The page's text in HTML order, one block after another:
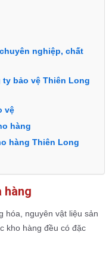
nghiệp, chất
bảo vệ Thiên Long
vệ
hàng
hàng Thiên Long
hàng
hóa, nguyên vật liệu sản
kho hàng đều có đặc